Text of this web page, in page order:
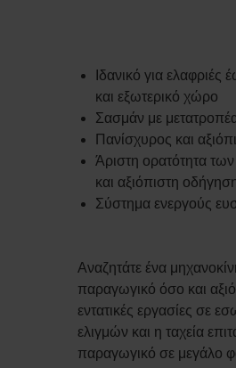
Ιδανικό για
και εξωτερικό χώρο
Σασμάν με
Πανίσχυρος και
Άριστη ορατότητα
και αξιόπιστη
Σύστημα ενεργούς
Αναζητάτε ένα
παραγωγικό όσο και
εντατικές εργασίες σε
ελιγμών και η ταχεία
παραγωγικό σε μεγάλο